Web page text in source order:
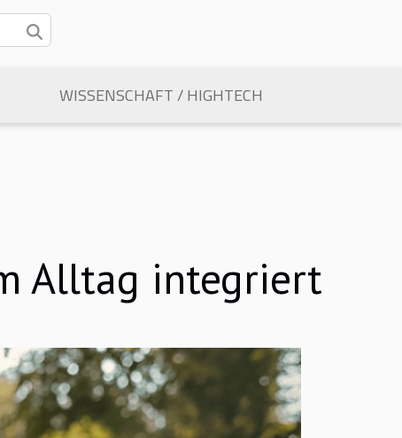
WISSENSCHAFT / HIGHTECH
Alltag integriert